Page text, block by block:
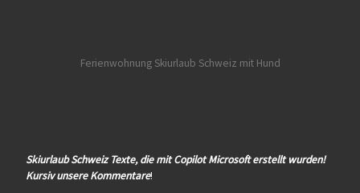
Ferienwohnung Skiurlaub Schweiz mit Hund
Skiurlaub Schweiz Texte, die mit Copilot Microsoft erstellt wurden!
Kursiv unsere Kommentare!